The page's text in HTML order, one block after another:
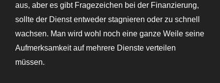
aus, aber es gibt Fragezeichen bei der Finanzierung,
sollte der Dienst entweder stagnieren oder zu schnell
wachsen. Man wird wohl noch eine ganze Weile seine
Aufmerksamkeit auf mehrere Dienste verteilen
müssen.